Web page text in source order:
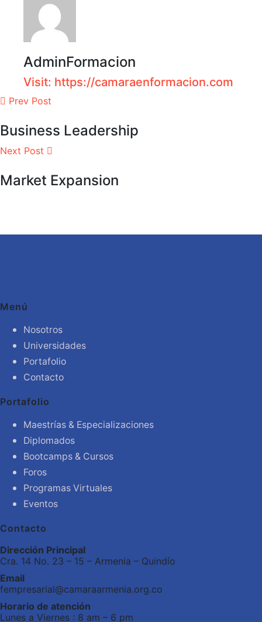
AdminFormacion
Visit: https://camaraenformacion.com
Prev Post
Business Leadership
Next Post
Market Expansion
Menú
Nosotros
Universidades
Portafolio
Contacto
Portafolio
Maestrías & Especializaciones
Diplomados
Bootcamps & Cursos
Foros
Programas Virtuales
Eventos
Contacto
Dirección Principal
Cra. 14 No. 23 – 15 – Armenia – Quindío
Email
fempresarial@camaraarmenia.org.co
Horario de atención
Lunes a Viernes : 8 am – 6 pm